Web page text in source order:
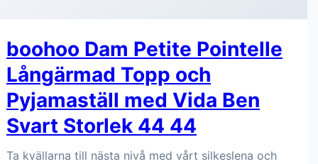
boohoo Dam Petite Pointelle
Långärmad Topp och
Pyjamaställ med Vida Ben
Svart Storlek 44 44
Ta kvällarna till nästa nivå med vårt silkeslena och